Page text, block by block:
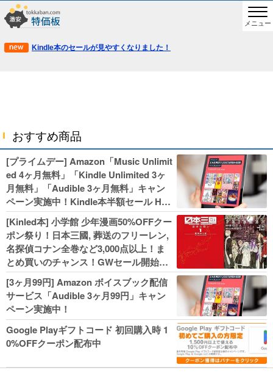
メニュー
Kindle本のセールが見やすくなりました！
おすすめ商品
[プライムデー] Amazon「Music Unlimit
ed 4ヶ月無料」「Kindle Unlimited 3ヶ
月無料」「Audible 3ヶ月無料」キャン
ペーン実施中！Kindle本半額セール HU
NTER×HUNTERなど集英社、無職転生,
幼女戦記などKADOKAWA、キャプテン
翼100円セールも！
[Kinled本] 小学館 少年漫画50%OFFクー
ポン祭り！日本三國, 葬送のフリーレン,
名探偵コナン全巻など3,000点以上！ま
とめ買いのチャンス！GWセール開始！
人気コミック多数 カドカワ祭やIT関連本
がセールに！
[3ヶ月99円] Amazon ボイスブック配信
サービス「Audible 3ヶ月99円」キャン
ペーン実施中！
Google Playギフトコード 初回購入時 1
0%OFFクーポン配布中